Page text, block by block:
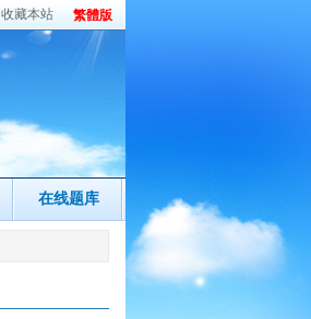
收藏本站 繁體版
在线题库